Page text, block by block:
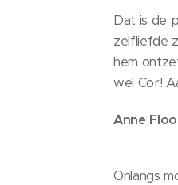
Dat is de
zelfliefde
hem
wel Cor!
Anne
Onlangs